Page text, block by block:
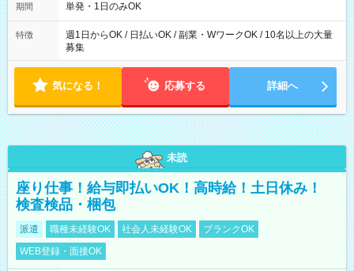
期間 単発・1日のみOK
特徴
週1日からOK / 日払いOK / 副業・WワークOK / 10名以上の大量
募集
気になる！ 応募する 詳細へ
未読
座り仕事！給与即払いOK！高時給！土日休み！
検査検品・梱包
派遣 職種未経験OK 社会人未経験OK
ブランクOK
WEB登録・面接OK